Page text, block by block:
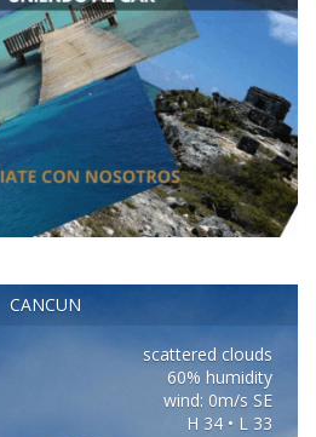
CANCUN
scattered clouds
60% humidity
wind: 0m/s SE
H 34 • L 33